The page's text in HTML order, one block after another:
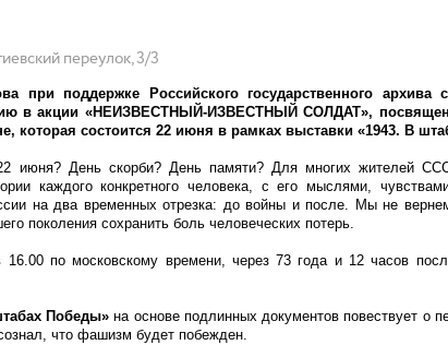
переулок, 3/3
при поддержке Российского государственного архива
в акции «НЕИЗВЕСТНЫЙ-ИЗВЕСТНЫЙ СОЛДАТ»,
которая состоится 22 июня в рамках выставки «1943. В
июня? День скорби? День памяти? Для многих жителей
каждого конкретного человека, с его мыслями,
на два временных отрезка: до войны и после. Мы не
поколения сохранить боль человеческих потерь.
по московскому времени, через 73 года и 12 часов
Победы» на основе подлинных документов повествует о
что фашизм будет побежден.